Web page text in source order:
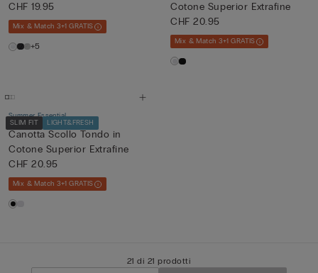
CHF 19.95
Mix & Match 3+1 GRATIS
+5
Cotone Superior Extrafine
CHF 20.95
Mix & Match 3+1 GRATIS
SLIM FIT LIGHT&FRESH
Summer Essential
Canotta Scollo Tondo in
Cotone Superior Extrafine
CHF 20.95
Mix & Match 3+1 GRATIS
21 di 21 prodotti